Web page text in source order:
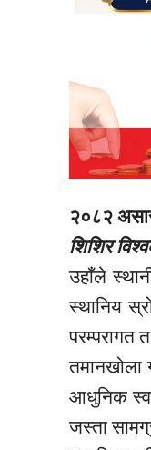
२०८२
शिशिर
उहाँले
स्थानिय
परम्परागत
तमानखोला
आधुनिक
जस्ता